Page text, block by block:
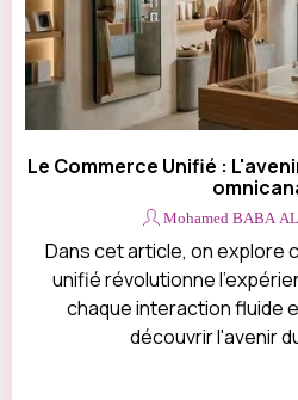
Le Commerce Unifié :
Mohamed BABA
Dans cet article, on explore
unifié révolutionne
chaque interaction fluide
découvrir l'avenir